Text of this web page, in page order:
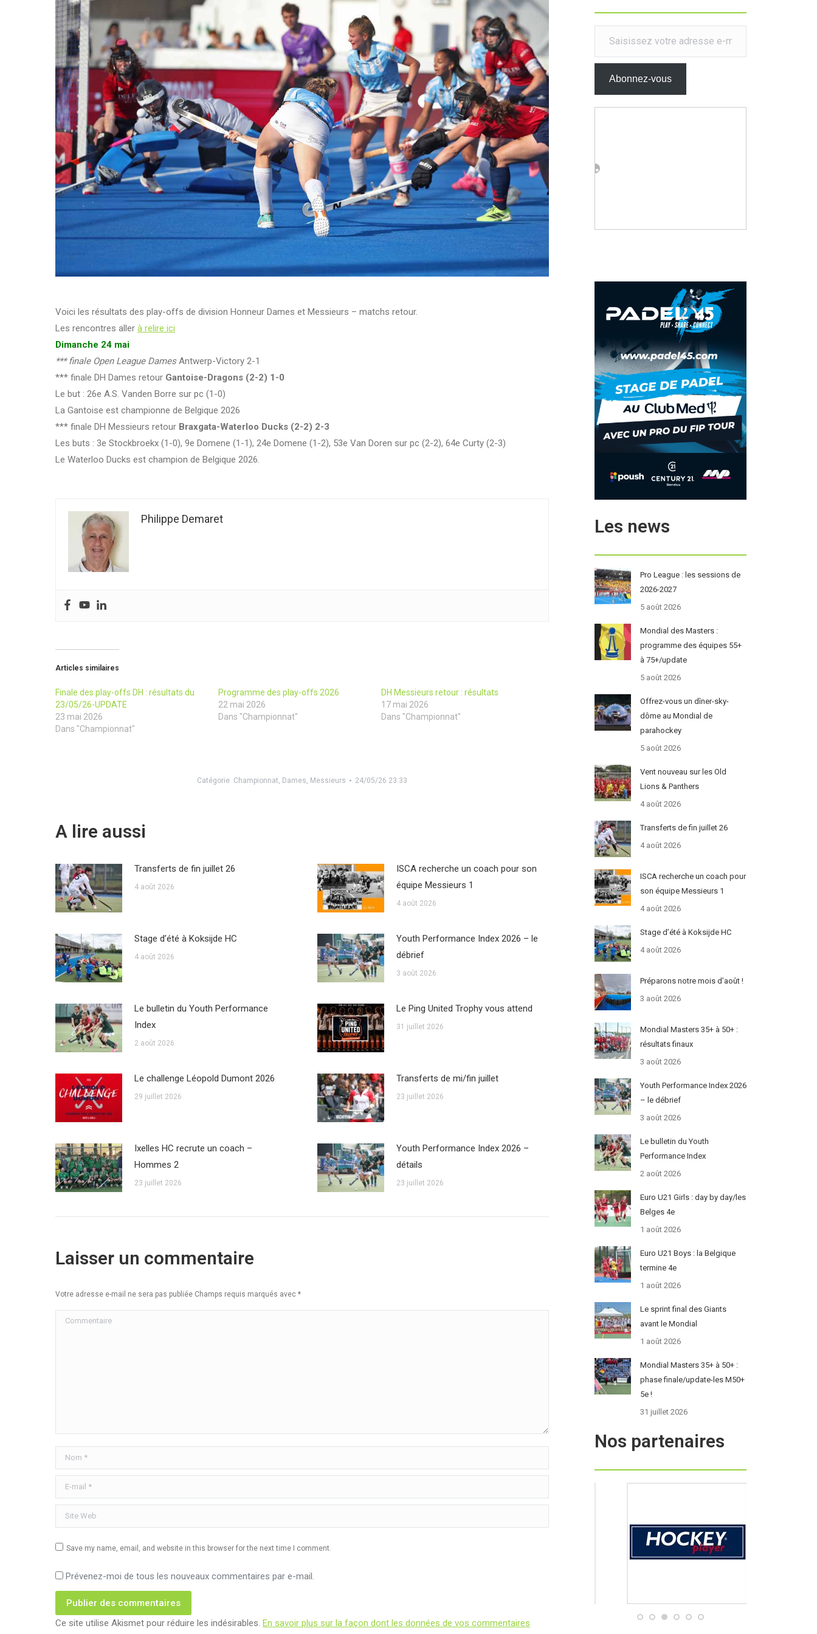
Voici les résultats des play-offs de division Honneur Dames et Messieurs – matchs retour.
Les rencontres aller à relire ici
Dimanche 24 mai
*** finale Open League DamesAntwerp-Victory 2-1
*** finale DH Dames retour Gantoise-Dragons (2-2) 1-0
Le but : 26e A.S. Vanden Borre sur pc (1-0)
La Gantoise est championne de Belgique 2026
*** finale DH Messieurs retour Braxgata-Waterloo Ducks (2-2) 2-3
Les buts : 3e Stockbroekx (1-0), 9e Domene (1-1), 24e Domene (1-2), 53e Van Doren sur pc (2-2), 64e Curty (2-3)
Le Waterloo Ducks est champion de Belgique 2026.
Philippe Demaret
Articles similaires
Finale des play-offs DH : résultats du
23/05/26-UPDATE
23 mai 2026
Dans "Championnat"
Programme des play-offs 2026
22 mai 2026
Dans "Championnat"
DH Messieurs retour : résultats
17 mai 2026
Dans "Championnat"
Catégorie Championnat Dames Messieurs 24/05/26 23:33
A lire aussi
Transferts de fin juillet 26
4 août 2026
ISCA recherche un coach pour son
équipe Messieurs 1
4 août 2026
Stage d’été à Koksijde HC
4 août 2026
Youth Performance Index 2026 – le
débrief
3 août 2026
Le bulletin du Youth Performance
Index
2 août 2026
Le Ping United Trophy vous attend
31 juillet 2026
Le challenge Léopold Dumont 2026
29 juillet 2026
Transferts de mi/fin juillet
23 juillet 2026
Ixelles HC recrute un coach –
Hommes 2
23 juillet 2026
Youth Performance Index 2026 –
détails
23 juillet 2026
Laisser un commentaire
Votre adresse e-mail ne sera pas publiée Champs requis marqués avec *
Commentaire
Nom *
E-mail *
Site Web
Save my name, email, and website in this browser for the next time I comment.
Prévenez-moi de tous les nouveaux commentaires par e-mail.
Publier des commentaires
Ce site utilise Akismet pour réduire les indésirables. En savoir plus sur la façon dont les données de vos commentaires
Saisissez votre adresse e-mail…
Abonnez-vous
Les news
Pro League : les sessions de
2026-2027
5 août 2026
Mondial des Masters :
programme des équipes 55+
à 75+/update
5 août 2026
Offrez-vous un dîner-sky-
dôme au Mondial de
parahockey
5 août 2026
Vent nouveau sur les Old
Lions & Panthers
4 août 2026
Transferts de fin juillet 26
4 août 2026
ISCA recherche un coach pour
son équipe Messieurs 1
4 août 2026
Stage d’été à Koksijde HC
4 août 2026
Préparons notre mois d’août !
3 août 2026
Mondial Masters 35+ à 50+ :
résultats finaux
3 août 2026
Youth Performance Index 2026
– le débrief
3 août 2026
Le bulletin du Youth
Performance Index
2 août 2026
Euro U21 Girls : day by day/les
Belges 4e
1 août 2026
Euro U21 Boys : la Belgique
termine 4e
1 août 2026
Le sprint final des Giants
avant le Mondial
1 août 2026
Mondial Masters 35+ à 50+ :
phase finale/update-les M50+
5e !
31 juillet 2026
Nos partenaires